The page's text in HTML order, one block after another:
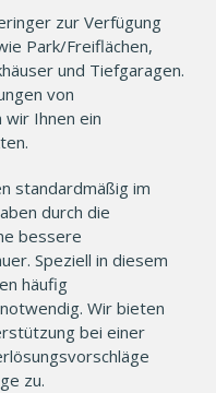
zur Verfügung
Park/Freiflächen,
und Tiefgaragen.
von
Ihnen ein
standardmäßig im
durch die
bessere
Speziell in diesem
häufig
Wir bieten
bei einer
zu.